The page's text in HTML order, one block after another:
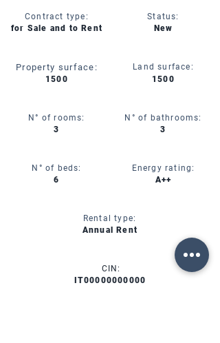
Contract type:
for Sale and to Rent
Property surface:
1500
N° of rooms:
3
N° of beds:
6
Status:
New
Land surface:
1500
N° of bathrooms:
3
Energy rating:
A++
Rental type:
Annual Rent
CIN:
IT00000000000